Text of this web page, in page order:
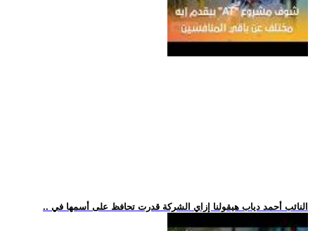
.. النائب أحمد دياب هيقولنا إزاي الشركة قدرت تحافظ على أسمها في